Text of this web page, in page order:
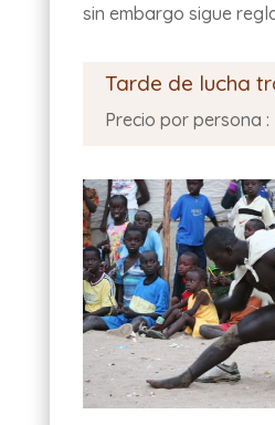
sin embargo sigue
Tarde de lucha
Precio por persona :